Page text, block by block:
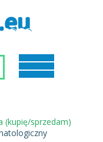
(kupię/sprzedam)